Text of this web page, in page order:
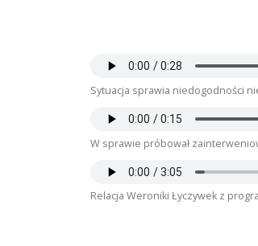
Sytuacja sprawia niedogodności
W sprawie próbował
Relacja Weroniki Łyczywek z